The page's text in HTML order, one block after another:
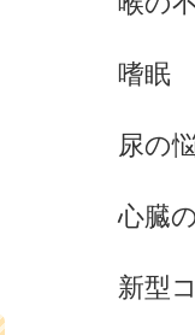
嗜眠
尿の
心臓
新型